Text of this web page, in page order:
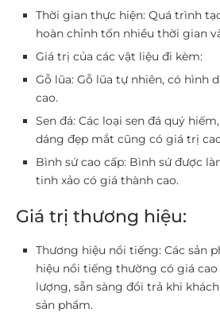
Thời gian thực hiện: Quá trình
hoàn chỉnh tốn nhiều thời gian
Giá trị của các vật liệu đi kèm:
Gỗ lũa: Gỗ lũa tự nhiên, có hình
cao.
Sen đá: Các loại sen đá quý
dáng đẹp mắt cũng có giá trị
Bình sứ cao cấp: Bình sứ được
tinh xảo có giá thành cao.
Giá trị thương hiệu:
Thương hiệu nổi tiếng: Các sản
hiệu nổi tiếng thường có giá
lượng, sẵn sàng đổi trả khi
sản phẩm.